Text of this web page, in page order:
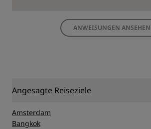
ANWEISUNGEN ANSEHEN
Angesagte Reiseziele
Amsterdam
Bangkok